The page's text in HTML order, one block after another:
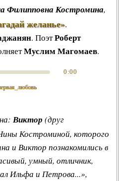
Филипповна Костромина,
желанье».
. ПоэтРоберт
Муслим Магомаев.
0:00
Виктор (друг
Костроминой, которого
и Виктор познакомились в
умный, отличник,
Ильфа и Петрова...»,